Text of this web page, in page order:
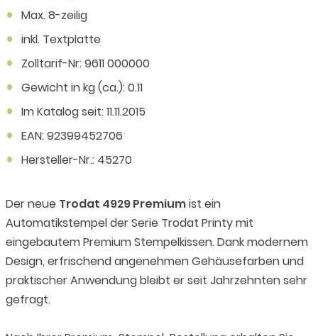
Max. 8-zeilig
inkl. Textplatte
Zolltarif-Nr: 9611 000000
Gewicht in kg (ca.): 0.11
Im Katalog seit: 11.11.2015
EAN: 92399452706
Hersteller-Nr.: 45270
Der neue Trodat 4929 Premiumist ein
Automatikstempel der Serie Trodat Printy mit
eingebautem Premium Stempelkissen. Dank modernem
Design, erfrischend angenehmen Gehäusefarben und
praktischer Anwendung bleibt er seit Jahrzehnten sehr
gefragt.